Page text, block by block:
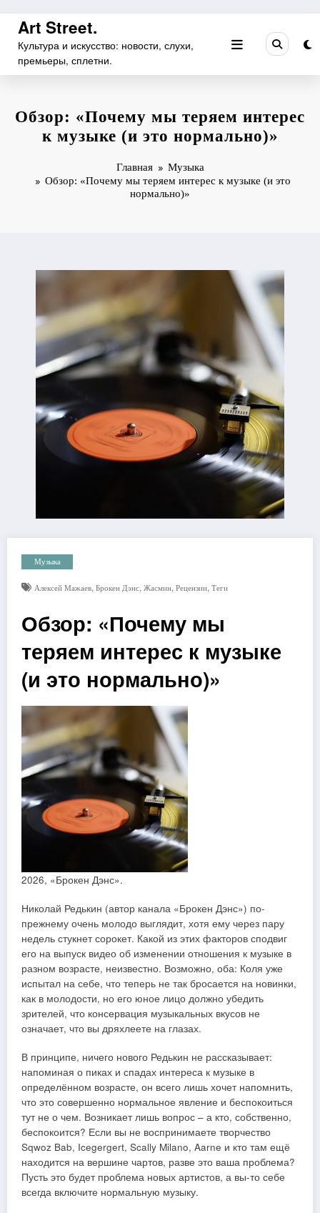
Перейти
содержимому
Art Street.
Культура и искусство: новости, слухи,
премьеры, сплетни.
Обзор: «Почему мы теряем интерес
к музыке (и это нормально)»
Главная
Музыка
Обзор: «Почему мы теряем интерес к музыке (и это
нормально)»
Музыка
Алексей Мажаев, Брокен Дэнс, Жасмин, Рецензии, Теги
Обзор: «Почему мы
теряем интерес к музыке
(и это нормально)»
2026, «Брокен Дэнс».
Николай Редькин (автор канала «Брокен Дэнс») по-
прежнему очень молодо выглядит, хотя ему через пару
недель стукнет сорокет. Какой из этих факторов сподвиг
его на выпуск видео об изменении отношения к музыке в
разном возрасте, неизвестно. Возможно, оба: Коля уже
испытал на себе, что теперь не так бросается на новинки,
как в молодости, но его юное лицо должно убедить
зрителей, что консервация музыкальных вкусов не
означает, что вы дряхлеете на глазах.
В принципе, ничего нового Редькин не рассказывает:
напоминая о пиках и спадах интереса к музыке в
определённом возрасте, он всего лишь хочет напомнить,
что это совершенно нормальное явление и беспокоиться
тут не о чем. Возникает лишь вопрос – а кто, собственно,
беспокоится? Если вы не воспринимаете творчество
Sqwoz Bab, Icegergert, Scally Milano, Aarne и кто там ещё
находится на вершине чартов, разве это ваша проблема?
Пусть это будет проблема новых артистов, а вы-то себе
всегда включите нормальную музыку.